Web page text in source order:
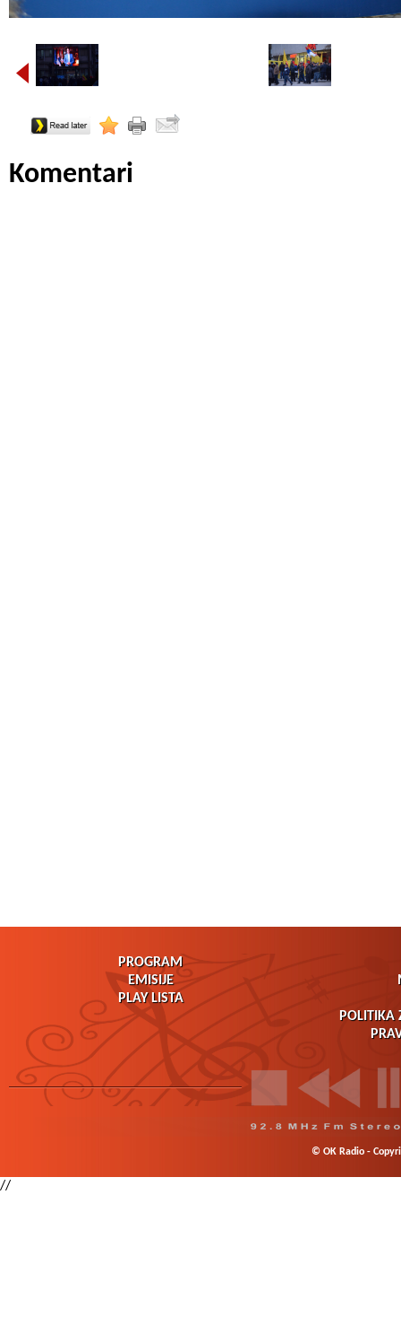
Komentari
PROGRAM
EMISIJE
PLAY LISTA
POLITIKA
© OK Radio -
//